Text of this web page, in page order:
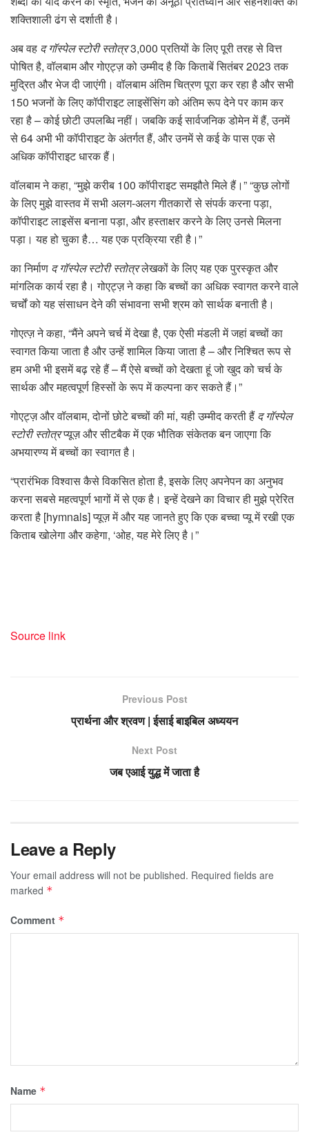
शक्तिशाली ढंग से दर्शाती है।
अब वह द गॉस्पेल स्टोरी स्तोत्र3,000 प्रतियों के लिए पूरी तरह से वित्त
पोषित है, वॉलबाम और गोएट्ज़ को उम्मीद है कि किताबें सितंबर 2023 तक
मुद्रित और भेज दी जाएंगी। वॉलबाम अंतिम चित्रण पूरा कर रहा है और सभी
150 भजनों के लिए कॉपीराइट लाइसेंसिंग को अंतिम रूप देने पर काम कर
रहा है – कोई छोटी उपलब्धि नहीं। जबकि कई सार्वजनिक डोमेन में हैं, उनमें
से 64 अभी भी कॉपीराइट के अंतर्गत हैं, और उनमें से कई के पास एक से
अधिक कॉपीराइट धारक हैं।
वॉलबाम ने कहा, “मुझे करीब 100 कॉपीराइट समझौते मिले हैं।” “कुछ लोगों
के लिए मुझे वास्तव में सभी अलग-अलग गीतकारों से संपर्क करना पड़ा,
कॉपीराइट लाइसेंस बनाना पड़ा, और हस्ताक्षर करने के लिए उनसे मिलना
पड़ा। यह हो चुका है… यह एक प्रक्रिया रही है।”
का निर्माण द गॉस्पेल स्टोरी स्तोत्रलेखकों के लिए यह एक पुरस्कृत और
मांगलिक कार्य रहा है। गोएट्ज़ ने कहा कि बच्चों का अधिक स्वागत करने वाले
चर्चों को यह संसाधन देने की संभावना सभी श्रम को सार्थक बनाती है।
गोएत्ज़ ने कहा, “मैंने अपने चर्च में देखा है, एक ऐसी मंडली में जहां बच्चों का
स्वागत किया जाता है और उन्हें शामिल किया जाता है – और निश्चित रूप से
हम अभी भी इसमें बढ़ रहे हैं – मैं ऐसे बच्चों को देखता हूं जो खुद को चर्च के
सार्थक और महत्वपूर्ण हिस्सों के रूप में कल्पना कर सकते हैं।”
गोएट्ज़ और वॉलबाम, दोनों छोटे बच्चों की मां, यही उम्मीद करती हैंद गॉस्पेल
स्टोरी स्तोत्रप्यूज़ और सीटबैक में एक भौतिक संकेतक बन जाएगा कि
अभयारण्य में बच्चों का स्वागत है।
“प्रारंभिक विश्वास कैसे विकसित होता है, इसके लिए अपनेपन का अनुभव
करना सबसे महत्वपूर्ण भागों में से एक है। इन्हें देखने का विचार ही मुझे प्रेरित
करता है [hymnals] प्यूज़ में और यह जानते हुए कि एक बच्चा प्यू में रखी एक
किताब खोलेगा और कहेगा, ‘ओह, यह मेरे लिए है।”
Source link
Previous Post
प्रार्थना और श्रवण | ईसाई बाइबिल अध्ययन
Next Post
जब एआई युद्ध में जाता है
Leave a Reply
Your email address will not be published. Required fields are
marked *
Comment *
Name *